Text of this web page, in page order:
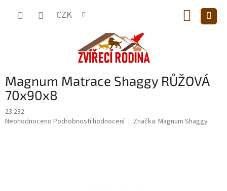
CZK
KOŠÍK
Magnum Matrace Shaggy RŮŽOVÁ
70x90x8
23.232
Průměrné
Neohodnoceno Podrobnosti hodnocení Značka: Magnum Shaggy